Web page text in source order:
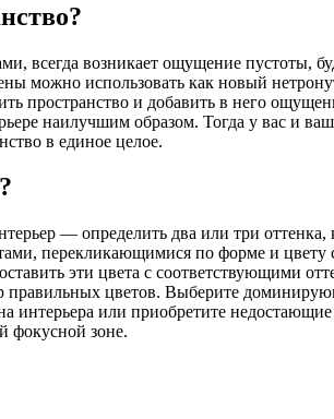
всегда возникает ощущение пустоты,
можно использовать как новый
и добавить в него
наилучшим образом. Тогда у вас и
в единое целое.
— определить два или три
перекликающимися по форме и
эти цвета с соответствующими
цветов. Выберите
интерьера или приобретите
фокусной зоне.